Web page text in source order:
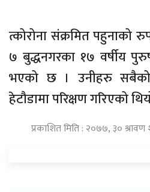
त्कोरोना संक्रमित
७ बुद्धनगरका १७ वर्षीय
भएको छ । उनीहरु सबैको
हेटौडामा परिक्षण गरिएको
प्रकाशित मिति : २०७७, ३०